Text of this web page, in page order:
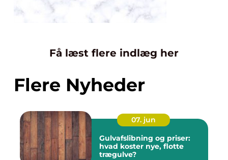
Få læst flere indlæg her
Flere Nyheder
07. jun
Gulvafslibning og priser:
hvad koster nye, flotte
trægulve?